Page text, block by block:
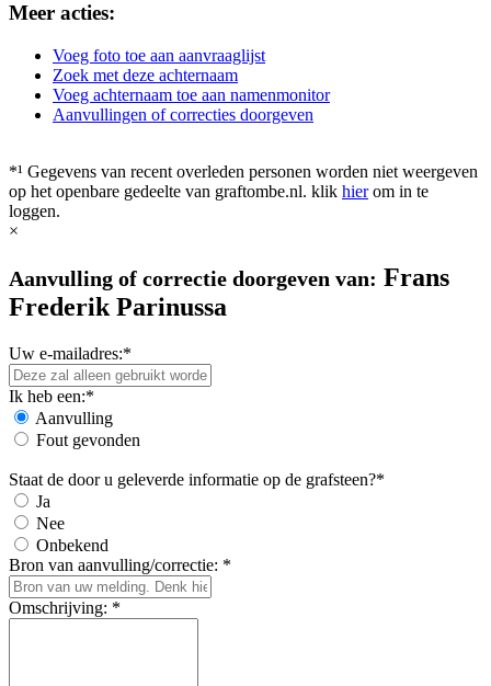
Meer acties:
Voeg foto toe aan aanvraaglijst
Zoek met deze achternaam
Voeg achternaam toe aan namenmonitor
Aanvullingen of correcties doorgeven
*¹ Gegevens van recent overleden personen worden niet weergeven
op het openbare gedeelte van graftombe.nl. klik hierom in te
loggen.
×
Aanvulling of correctie doorgeven van: Frans
Frederik Parinussa
Uw e-mailadres:*
Ik heb een:*
Aanvulling
Fout gevonden
Staat de door u geleverde informatie op de grafsteen?*
Ja
Nee
Onbekend
Bron van aanvulling/correctie: *
Omschrijving: *